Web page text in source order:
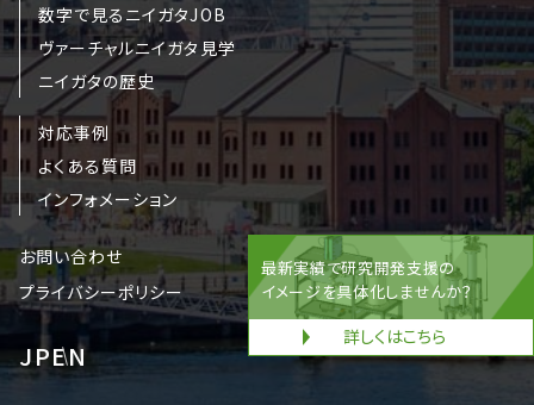
数字で見るニイガタJOB
ヴァーチャルニイガタ見学
ニイガタの歴史
対応事例
よくある質問
インフォメーション
お問い合わせ
プライバシーポリシー
JPEN
最新実績で研究開発支援の
イメージを具体化しませんか？
詳しくはこちら